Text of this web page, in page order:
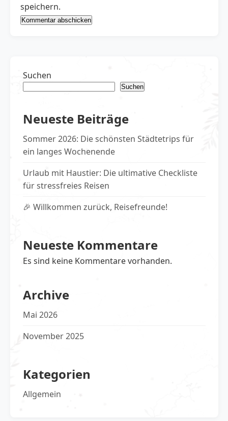
speichern.
Suchen
Suchen
Neueste Beiträge
Sommer 2026: Die schönsten Städtetrips für
ein langes Wochenende
Urlaub mit Haustier: Die ultimative Checkliste
für stressfreies Reisen
🎉 Willkommen zurück, Reisefreunde!
Neueste Kommentare
Es sind keine Kommentare vorhanden.
Archive
Mai 2026
November 2025
Kategorien
Allgemein